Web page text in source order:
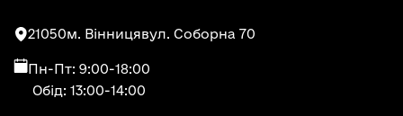
21050м. Вінницявул. Соборна 70
Пн-Пт: 9:00-18:00
Обід: 13:00-14:00